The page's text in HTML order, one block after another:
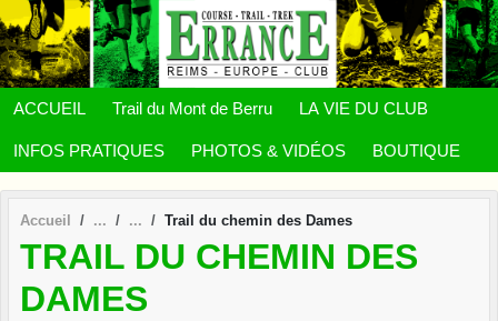
ACCUEIL Trail du Mont de Berru LA VIE DU CLUB
INFOS PRATIQUES PHOTOS & VIDÉOS BOUTIQUE
Accueil Trail du chemin des Dames
TRAIL DU CHEMIN DES
DAMES
Panneau de gestion des cookies